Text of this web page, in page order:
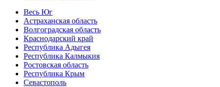
Весь Юг
Астраханская область
Волгоградская область
Краснодарский край
Республика Адыгея
Республика Калмыкия
Ростовская область
Республика Крым
Севастополь